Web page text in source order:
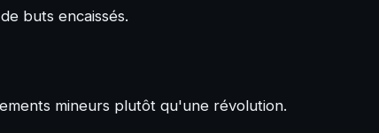
buts encaissés.
mineurs plutôt qu'une révolution.